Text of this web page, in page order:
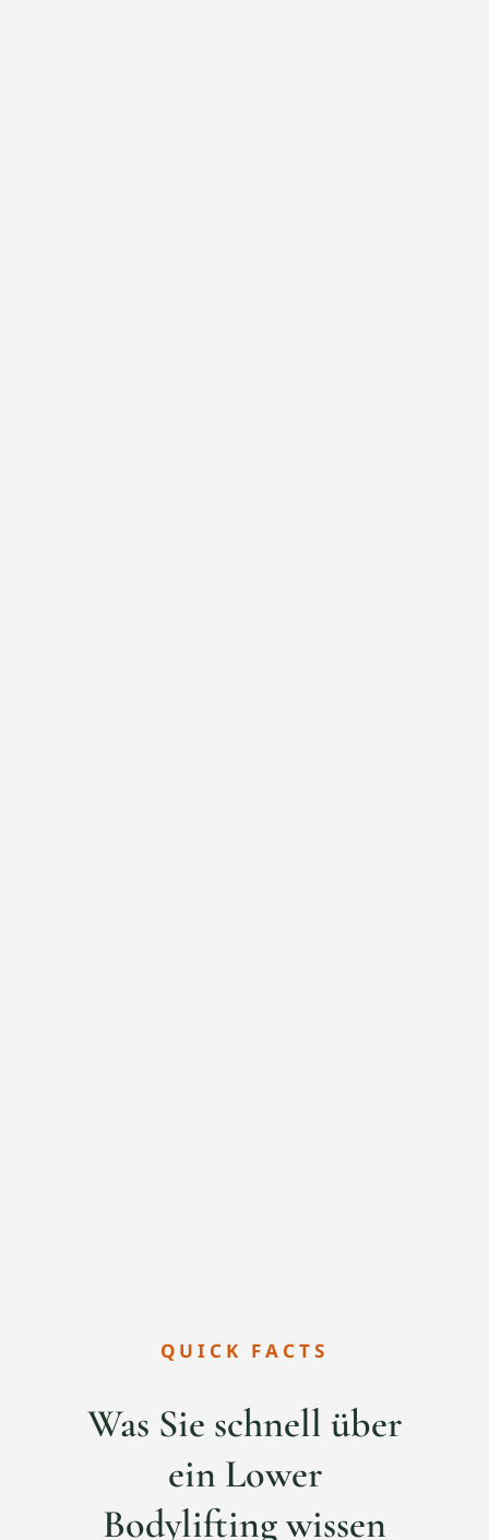
QUICK FACTS
Was Sie schnell über
ein Lower
Bodylifting wissen